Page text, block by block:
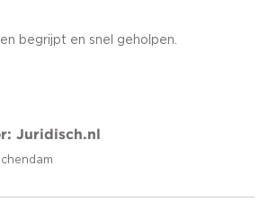
begrijpt en snel geholpen.
Juridisch.nl